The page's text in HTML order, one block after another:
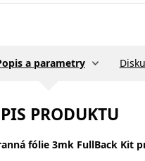
a parametry
PRODUKTU
fólie 3mk FullBack Kit